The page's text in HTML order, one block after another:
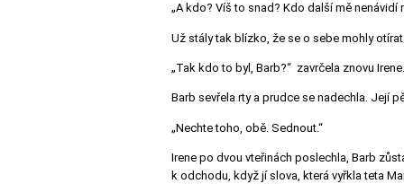
„A kdo? Víš to snad? Kdo další mě
Už stály tak blízko, že se o sebe mohly
„Tak kdo to byl, Barb?“ zavrčela znovu Irene.
Barb sevřela rty a prudce se nadechla. Její
„Nechte toho, obě. Sednout.“
Irene po dvou vteřinách poslechla, Barb
k odchodu, když jí slova, která vyřkla teta